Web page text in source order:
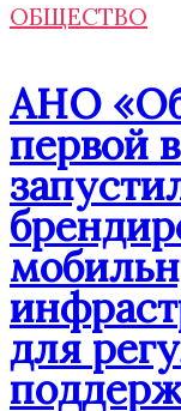
ОБЩЕСТВО
АНО
первой
для